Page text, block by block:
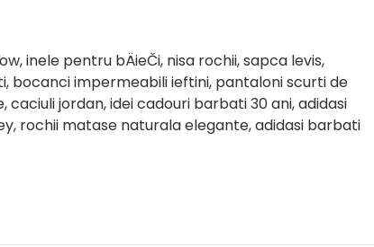
inele pentru bÄieČi, nisa rochii, sapca levis,
bocanci impermeabili ieftini, pantaloni scurti de
jordan, idei cadouri barbati 30 ani, adidasi
rochii matase naturala elegante, adidasi barbati